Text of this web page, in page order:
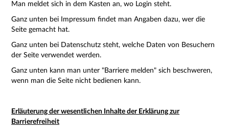
Man meldet sich in dem Kasten an, wo Login steht.
Ganz unten bei Impressum findet man Angaben dazu, wer die
Seite gemacht hat.
Ganz unten bei Datenschutz steht, welche Daten von Besuchern
der Seite verwendet werden.
Ganz unten kann man unter "Barriere melden" sich beschweren,
wenn man die Seite nicht bedienen kann.
Erläuterung der wesentlichen Inhalte der Erklärung zur
Barrierefreiheit